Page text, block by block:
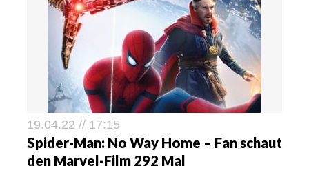
19.04.22 // 17:15
Spider-Man: No Way Home – Fan schaut
den Marvel-Film 292 Mal